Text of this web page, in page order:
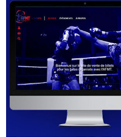
Samedi 2 mars 2024
Les participants: Tous
Benjamins, Minimes,
et C) des clubs affiliés à
des régions Paca
catégories d’âges et de
l’AFMT.
Le lieu: Gymnase
34670 Baillargues 34670